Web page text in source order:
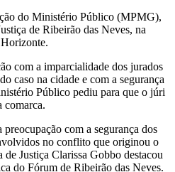
do Ministério Público (MPMG),
de Ribeirão das Neves, na
com a imparcialidade dos jurados
caso na cidade e com a segurança
Público pediu para que o júri
comarca.
com a segurança dos
no conflito que originou o
Justiça Clarissa Gobbo destacou
do Fórum de Ribeirão das Neves.